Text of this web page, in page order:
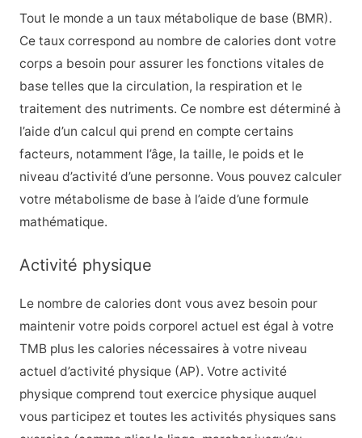
Tout le monde a un taux métabolique de base (BMR).
Ce taux correspond au nombre de calories dont votre
corps a besoin pour assurer les fonctions vitales de
base telles que la circulation, la respiration et le
traitement des nutriments. Ce nombre est déterminé à
l’aide d’un calcul qui prend en compte certains
facteurs, notamment l’âge, la taille, le poids et le
niveau d’activité d’une personne. Vous pouvez calculer
votre métabolisme de base à l’aide d’une formule
mathématique.
Activité physique
Le nombre de calories dont vous avez besoin pour
maintenir votre poids corporel actuel est égal à votre
TMB plus les calories nécessaires à votre niveau
actuel d’activité physique (AP). Votre activité
physique comprend tout exercice physique auquel
vous participez et toutes les activités physiques sans